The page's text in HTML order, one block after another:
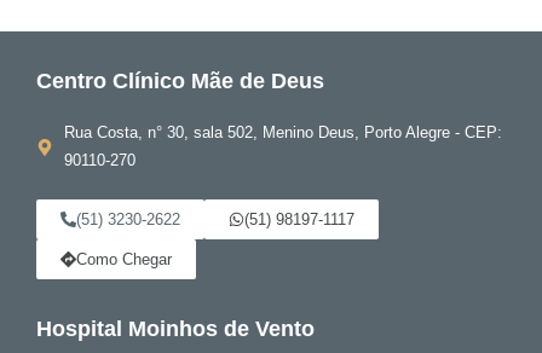
Centro Clínico Mãe de Deus
Rua Costa, n° 30, sala 502, Menino Deus, Porto Alegre - CEP:
90110-270
(51) 3230-2622 (51) 98197-1117
Como Chegar
Hospital Moinhos de Vento